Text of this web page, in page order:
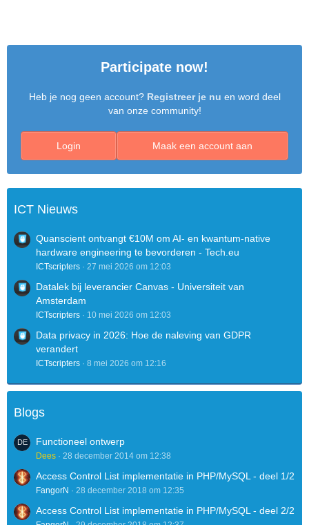
Participate now!
Heb je nog geen account? Registreer je nu en word deel
van onze community!
Maak een account aan
Login
ICT Nieuws
Quanscient ontvangt €10M om AI- en kwantum-native
hardware engineering te bevorderen - Tech.eu
ICTscripters 27 mei 2026 om 12:03
Datalek bij leverancier Canvas - Universiteit van
Amsterdam
ICTscripters 10 mei 2026 om 12:03
Data privacy in 2026: Hoe de naleving van GDPR
verandert
ICTscripters 8 mei 2026 om 12:16
Blogs
Functioneel ontwerp
Dees 28 december 2014 om 12:38
Access Control List implementatie in PHP/MySQL - deel 1/2
FangorN 28 december 2018 om 12:35
Access Control List implementatie in PHP/MySQL - deel 2/2